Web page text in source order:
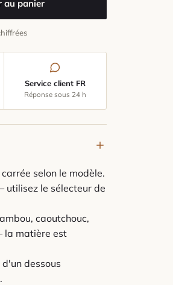
au panier
Service client FR
Réponse sous 24 h
selon le modèle.
le sélecteur de
caoutchouc,
la matière est
dessous